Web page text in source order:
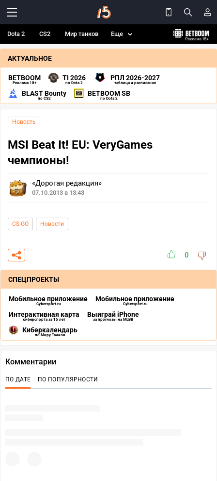
Dota 2 CS2 Мир танков Еще
АКТУАЛЬНОЕ
BETBOOM
Реклама 18+
TI 2026
по Dota 2
РПЛ 2026-2027
таблица и расписание
BLAST Bounty
по CS2
BETBOOM SB
по Dota 2
Новость
MSI Beat It! EU: VeryGames
чемпионы!
«Дорогая редакция»
07.10.2013 в 13:43
CS:GO Новости
0
СПЕЦПРОЕКТЫ
Мобильное приложение
Cybersport.ru
Мобильное приложение
Cybersport.ru
Интерактивная карта
киберспорта за 15 лет
Выиграй iPhone
за прогнозы на MLBB
Киберкалендарь
по Миру Танков
Комментарии
ПО ДАТЕ ПО ПОПУЛЯРНОСТИ